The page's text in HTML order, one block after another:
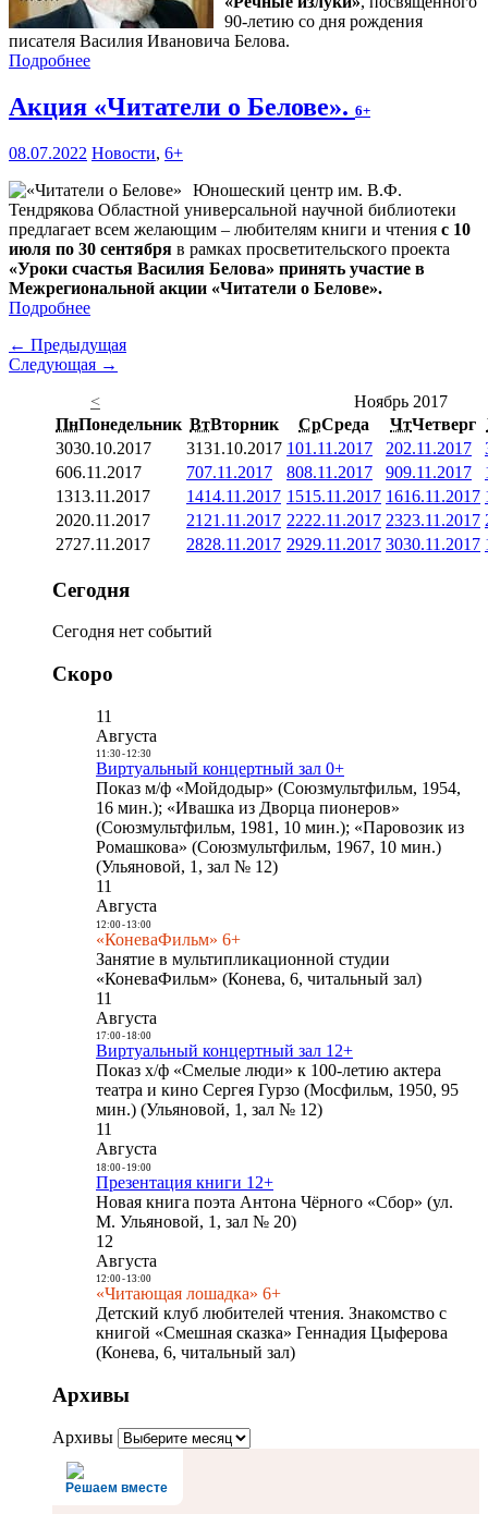
90-летию со дня рождения
писателя Василия Ивановича Белова.
Подробнее
Акция «Читатели о Белове». 6+
08.07.2022 Новости, 6+
Юношеский центр им. В.Ф.
Тендрякова Областной универсальной научной библиотеки
предлагает всем желающим – любителям книги и чтения с 10
июля по 30 сентября в рамках просветительского проекта
«Уроки счастья Василия Белова» принять участие в
Межрегиональной акции «Читатели о Белове».
Подробнее
← Предыдущая
Следующая →
<
Ноябрь 2017
ПнПонедельник ВтВторник СрСреда ЧтЧетверг
3030.10.2017 3131.10.2017 101.11.2017 202.11.2017
606.11.2017 707.11.2017 808.11.2017 909.11.2017
1313.11.2017 1414.11.2017 1515.11.2017 1616.11.2017
2020.11.2017 21 21.11.2017 2222.11.2017 2323.11.2017
2727.11.2017 2828.11.2017 2929.11.2017 3030.11.2017
Сегодня
Сегодня нет событий
Скоро
11
Августа
11:30- 12:30
Виртуальный концертный зал 0+
Показ м/ф «Мойдодыр» (Союзмультфильм, 1954,
16 мин.); «Ивашка из Дворца пионеров»
(Союзмультфильм, 1981, 10 мин.); «Паровозик из
Ромашкова» (Союзмультфильм, 1967, 10 мин.)
(Ульяновой, 1, зал № 12)
11
Августа
12:00- 13:00
«КоневаФильм» 6+
Занятие в мультипликационной студии
«КоневаФильм» (Конева, 6, читальный зал)
11
Августа
17:00- 18:00
Виртуальный концертный зал 12+
Показ х/ф «Смелые люди» к 100-летию актера
театра и кино Сергея Гурзо (Мосфильм, 1950, 95
мин.) (Ульяновой, 1, зал № 12)
11
Августа
18:00- 19:00
Презентация книги 12+
Новая книга поэта Антона Чёрного «Сбор» (ул.
М. Ульяновой, 1, зал № 20)
12
Августа
12:00- 13:00
«Читающая лошадка» 6+
Детский клуб любителей чтения. Знакомство с
книгой «Смешная сказка» Геннадия Цыферова
(Конева, 6, читальный зал)
Архивы
Архивы
Решаем вместе